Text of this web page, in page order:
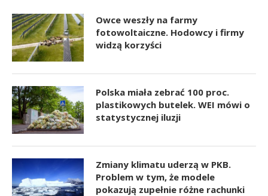
Owce weszły na farmy
fotowoltaiczne. Hodowcy i firmy
widzą korzyści
Polska miała zebrać 100 proc.
plastikowych butelek. WEI mówi o
statystycznej iluzji
Zmiany klimatu uderzą w PKB.
Problem w tym, że modele
pokazują zupełnie różne rachunki